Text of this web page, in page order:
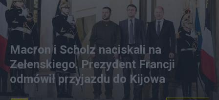
Macron i Scholz naciskali na
Zełenskiego. Prezydent Francji
odmówił przyjazdu do Kijowa